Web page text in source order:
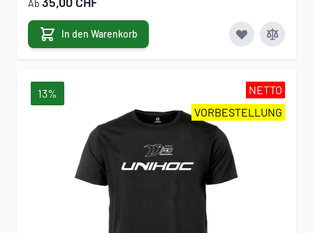
Ab
In den Warenkorb
NETTO
VORBESTELLUNG
13%